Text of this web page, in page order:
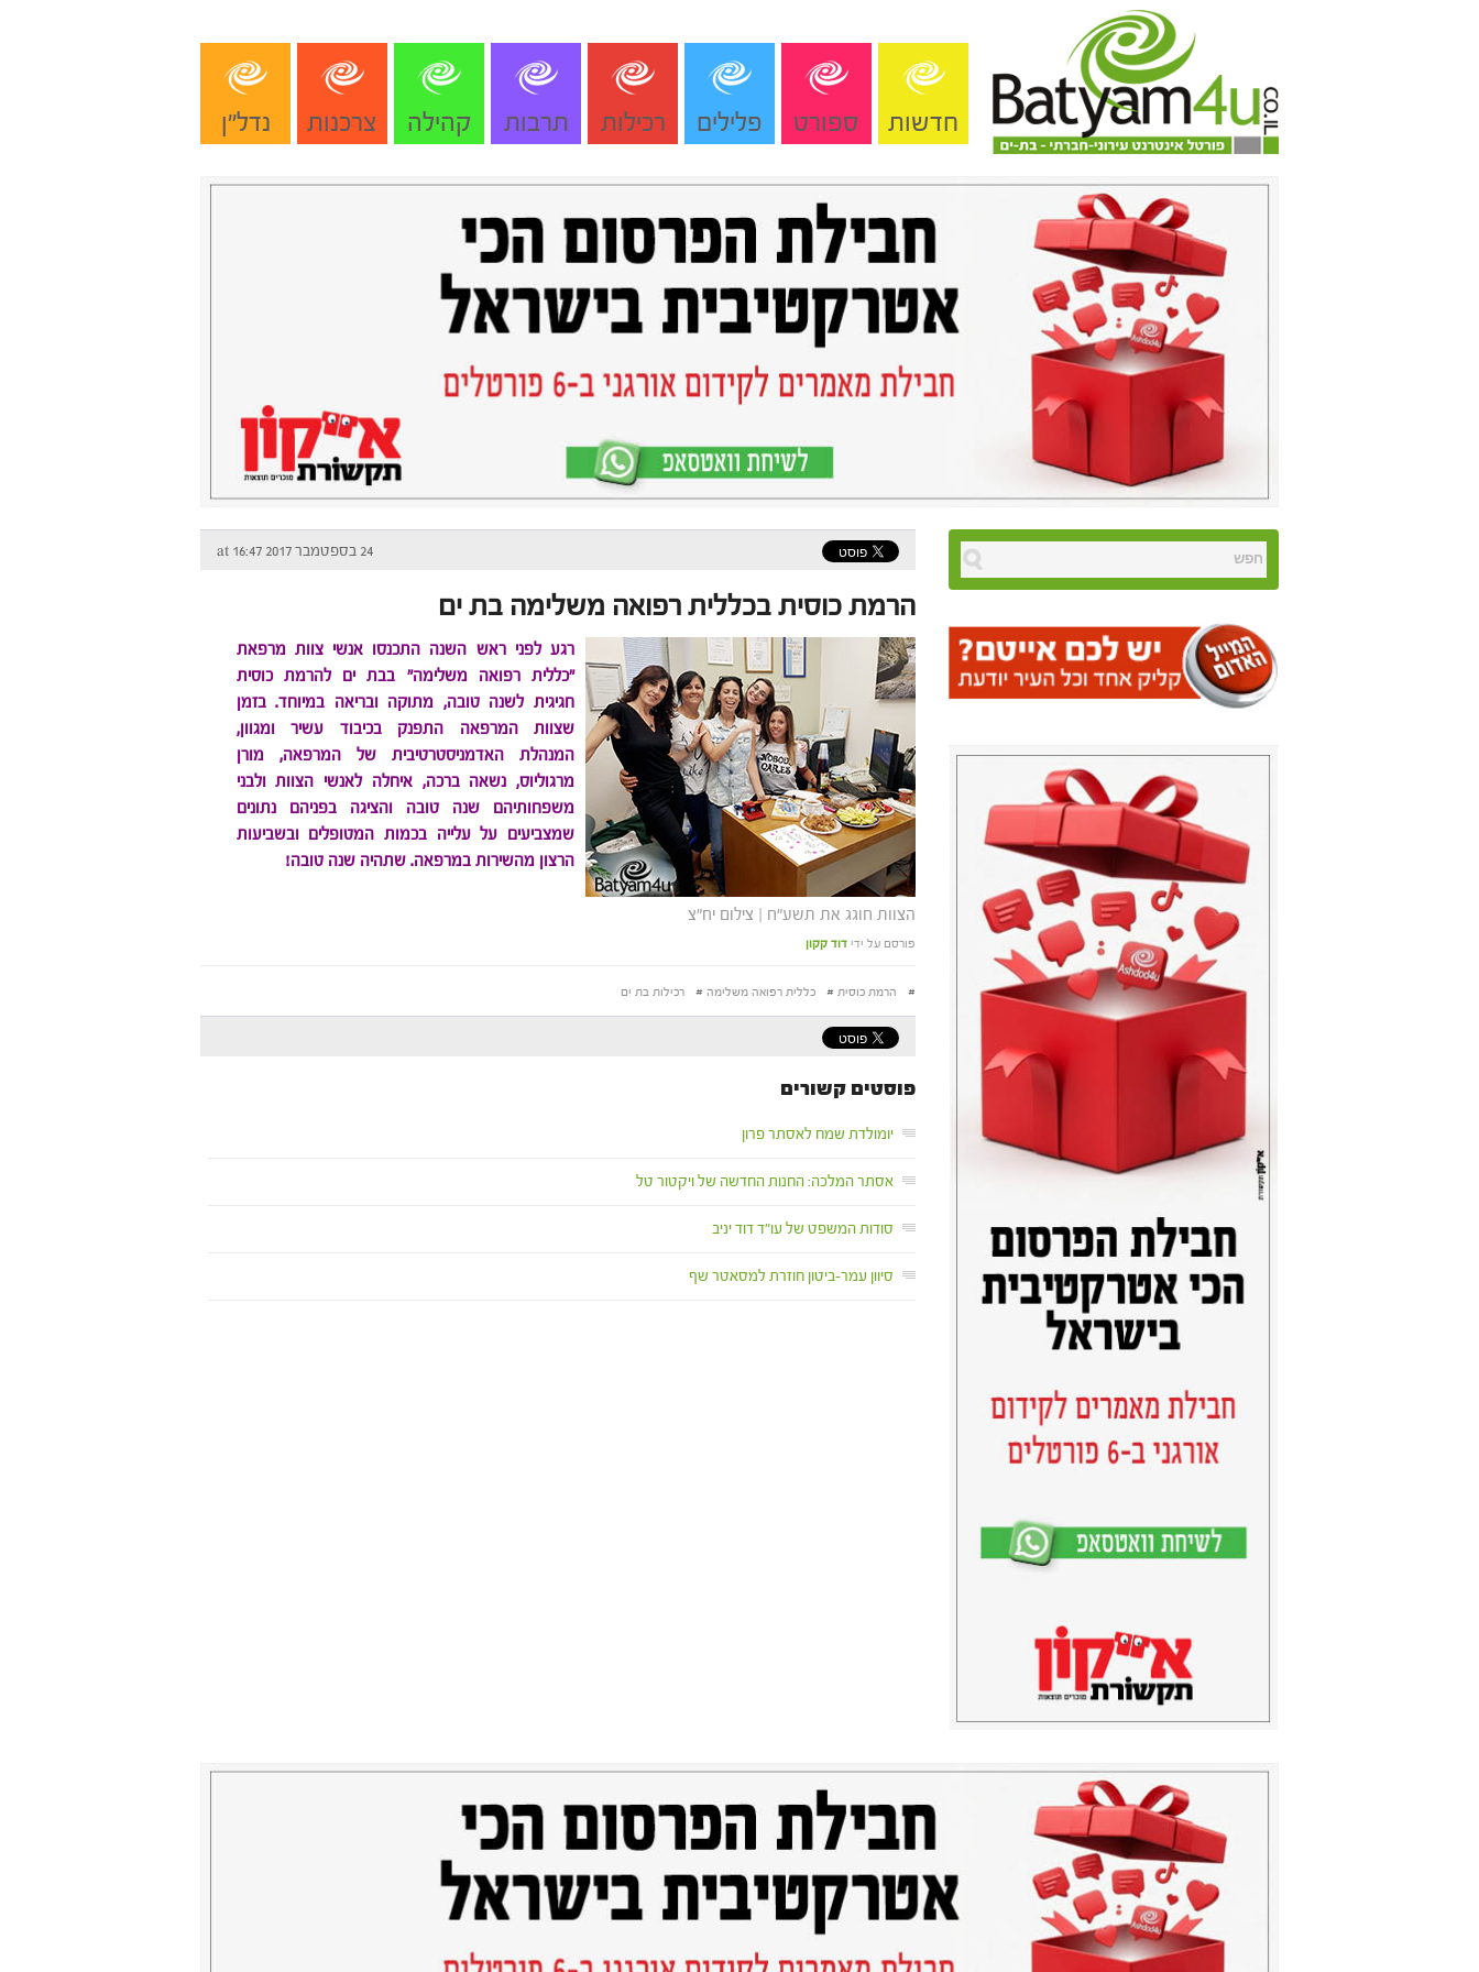
חדשות ספורט פלילים רכילות תרבות קהילה צרכנות נדל"ן
24 בספטמבר 2017 at 16:47
הרמת כוסית בכללית רפואה משלימה בת ים
הצוות חוגג את תשע"ח | צילום יח"צ
רגע לפני ראש השנה התכנסו אנשי צוות מרפאת
"כללית רפואה משלימה" בבת ים להרמת כוסית
חגיגית לשנה טובה, מתוקה ובריאה במיוחד. בזמן
שצוות המרפאה התפנק בכיבוד עשיר ומגוון,
המנהלת האדמניסטרטיבית של המרפאה, מורן
מרגוליוס, נשאה ברכה, איחלה לאנשי הצוות ולבני
משפחותיהם שנה טובה והציגה בפניהם נתונים
שמצביעים על עלייה בכמות המטופלים ובשביעות
הרצון מהשירות במרפאה. שתהיה שנה טובה!
פורסם על ידי דוד קקון
# הרמת כוסית # כללית רפואה משלימה # רכילות בת ים
פוסטים קשורים
יומולדת שמח לאסתר פרון
אסתר המלכה: החנות החדשה של ויקטור טל
סודות המשפט של עו"ד דוד יניב
סיוון עמר-ביטון חוזרת למסאטר שף